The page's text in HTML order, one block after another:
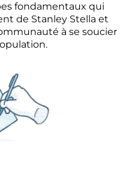
fondamentaux qui
de Stanley Stella et
à se soucier